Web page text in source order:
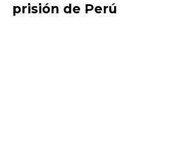
prisión de Perú